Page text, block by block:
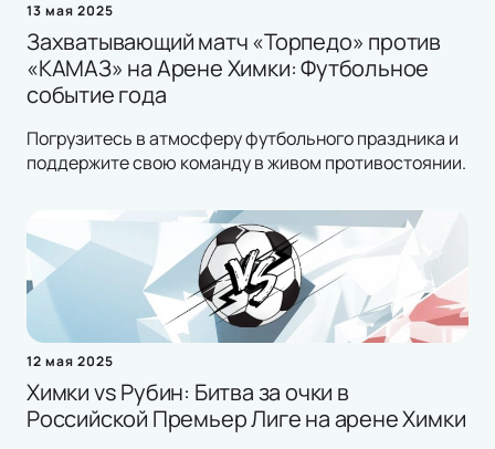
13 мая 2025
Захватывающий матч «Торпедо» против
«КАМАЗ» на Арене Химки: Футбольное
событие года
Погрузитесь в атмосферу футбольного праздника и
поддержите свою команду в живом противостоянии.
12 мая 2025
Химки vs Рубин: Битва за очки в
Российской Премьер Лиге на арене Химки